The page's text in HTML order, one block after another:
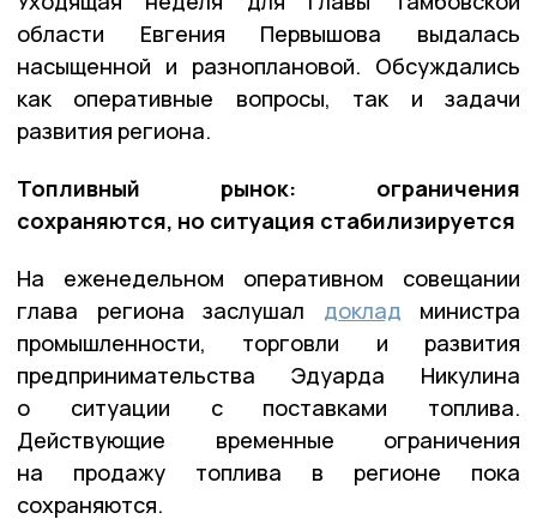
области Евгения Первышова выдалась
насыщенной и разноплановой. Обсуждались
как оперативные вопросы, так и задачи
развития региона.
Топливный рынок: ограничения
сохраняются, но ситуация стабилизируется
На еженедельном оперативном совещании
глава региона заслушал доклад министра
промышленности, торговли и развития
предпринимательства Эдуарда Никулина
о ситуации с поставками топлива.
Действующие временные ограничения
на продажу топлива в регионе пока
сохраняются.